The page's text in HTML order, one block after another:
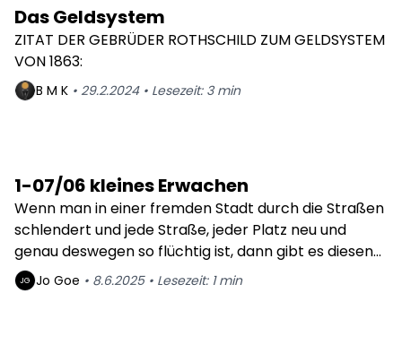
Das Geldsystem
ZITAT DER GEBRÜDER ROTHSCHILD ZUM GELDSYSTEM
VON 1863:
B M K • 29.2.2024• Lesezeit: 3min
1-07/06 kleines Erwachen
Wenn man in einer fremden Stadt durch die Straßen
schlendert und jede Straße, jeder Platz neu und
genau deswegen so flüchtig ist, dann gibt es diesen
Moment in dem man aus einer neuen Richtung
wieder auf einen altbekannten Weg zurückfindet -
JG Jo Goe • 8.6.2025• Lesezeit: 1min